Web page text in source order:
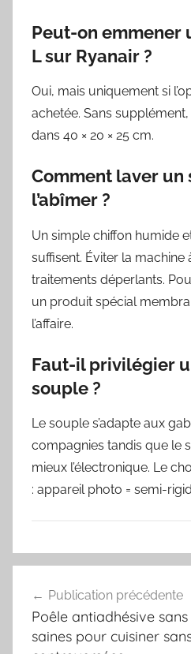
Peut-on emmener
L sur Ryanair ?
Oui, mais uniquement si
achetée. Sans
dans 40 × 20 × 25 cm.
Comment laver un
l’abîmer ?
Un simple chiffon humide
suffisent. Éviter la machine
traitements déperlants.
un produit spécial
l’affaire.
Faut-il privilégier
souple ?
Le souple s’adapte aux
compagnies tandis que le
mieux l’électronique. Le
: appareil photo = semi-
de
l’article
Publication précédente
Poêle antiadhésive
saines pour cuisiner